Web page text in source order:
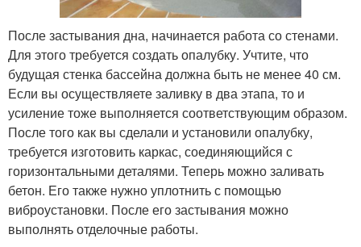
После застывания дна, начинается работа со стенами.
Для этого требуется создать опалубку. Учтите, что
будущая стенка бассейна должна быть не менее 40 см.
Если вы осуществляете заливку в два этапа, то и
усиление тоже выполняется соответствующим образом.
После того как вы сделали и установили опалубку,
требуется изготовить каркас, соединяющийся с
горизонтальными деталями. Теперь можно заливать
бетон. Его также нужно уплотнить с помощью
виброустановки. После его застывания можно
выполнять отделочные работы.